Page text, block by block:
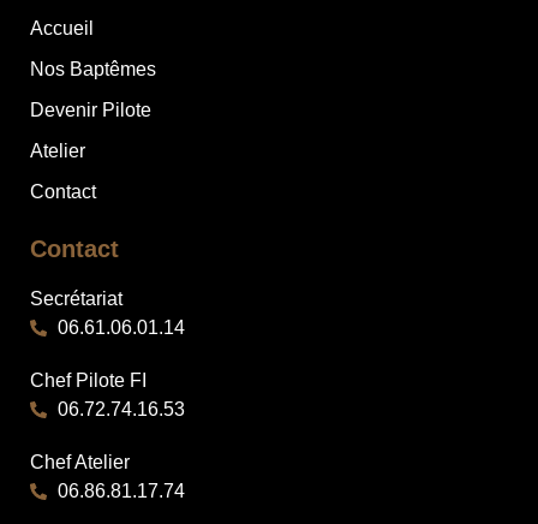
Accueil
Nos Baptêmes
Devenir Pilote
Atelier
Contact
Contact
Secrétariat
06.61.06.01.14
Chef Pilote FI​
06.72.74.16.53
Chef Atelier​
06.86.81.17.74